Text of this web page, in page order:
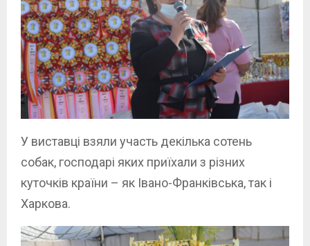
У виставці взяли участь декілька сотень
собак, господарі яких приїхали з різних
куточків країни – як Івано-Франківська, так і
Харкова.